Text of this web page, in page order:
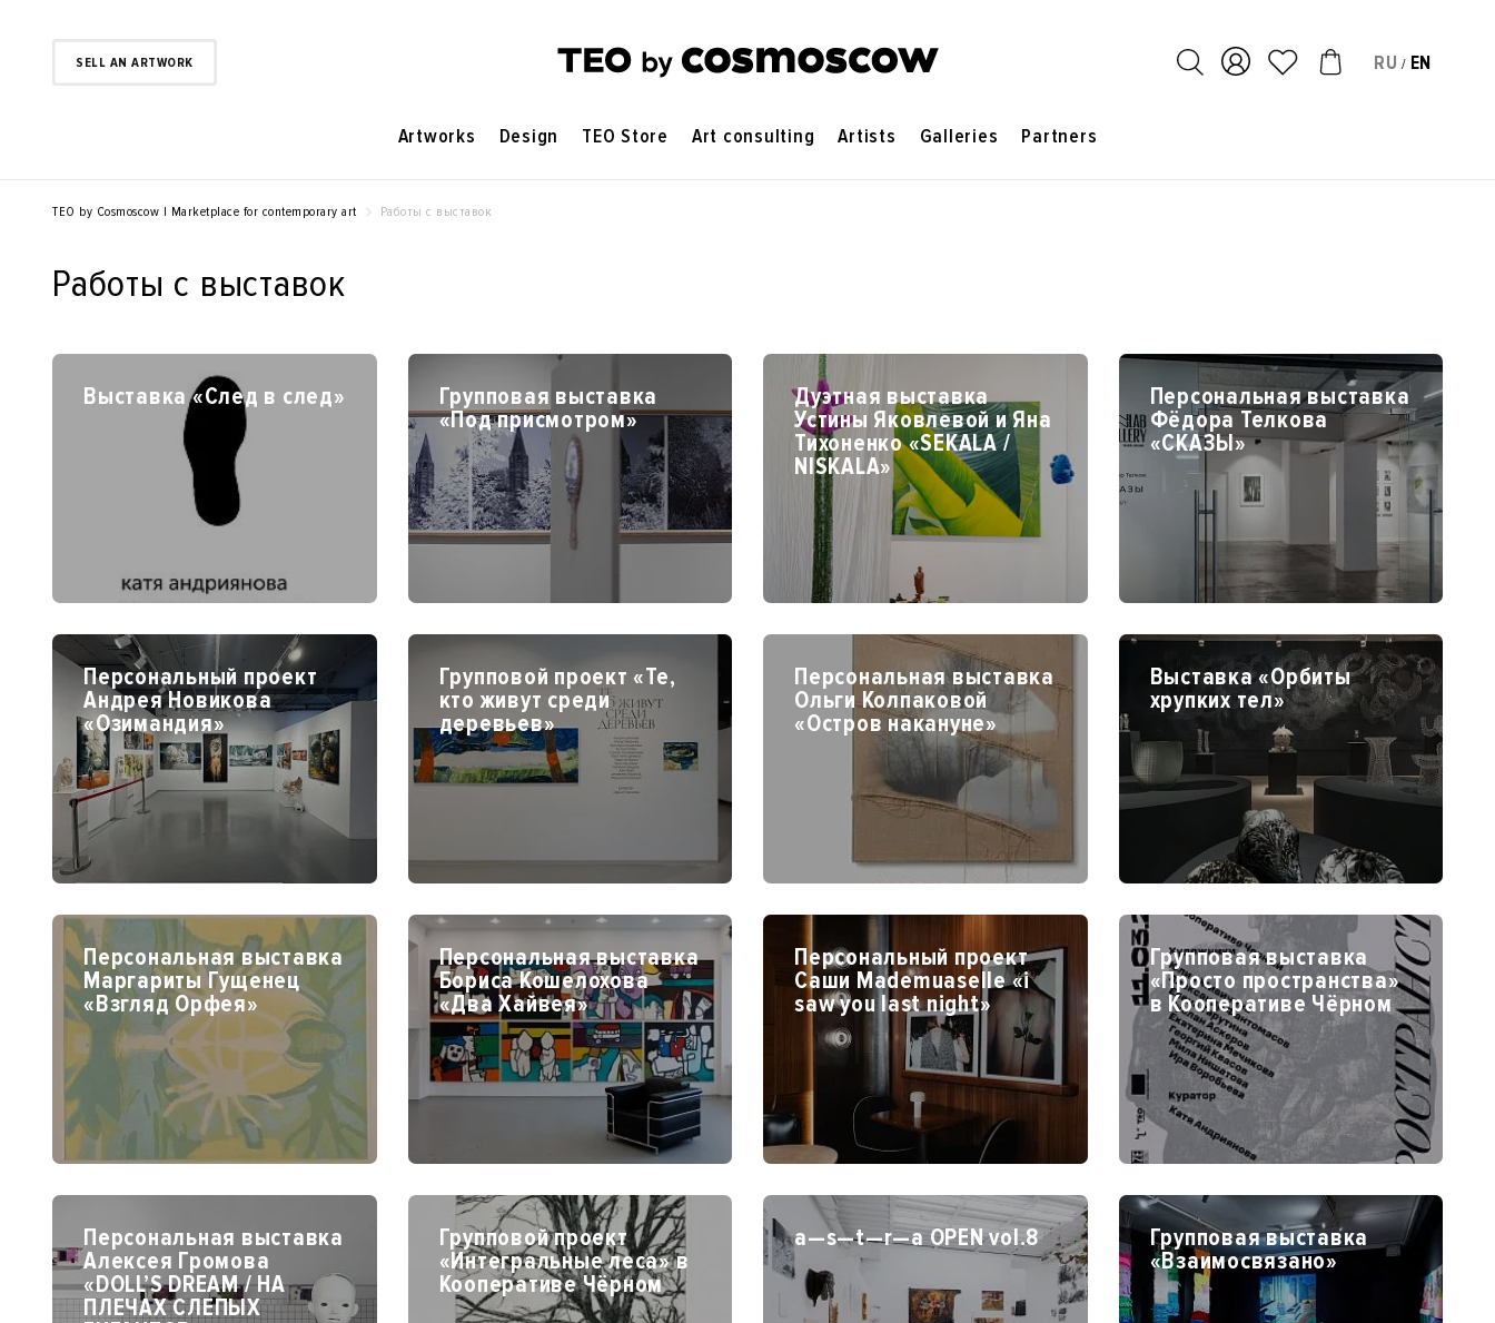
SELL AN ARTWORK RU / EN
Artworks Design TEO Store Art consulting Artists Galleries Partners
TEO by Cosmoscow | Marketplace for contemporary art Работы с выставок
Работы с выставок
Выставка «След в след»
Групповая выставка
«Под присмотром»
Дуэтная выставка
Устины Яковлевой и Яна
Тихоненко «SEKALA /
NISKALA»
Персональная выставка
Фёдора Телкова
«СКАЗЫ»
Персональный проект
Андрея Новикова
«Озимандия»
Групповой проект «Те,
кто живут среди
деревьев»
Персональная выставка
Ольги Колпаковой
«Остров накануне»
Выставка «Орбиты
хрупких тел»
Персональная выставка
Маргариты Гущенец
«Взгляд Орфея»
Персональная выставка
Бориса Кошелохова
«Два Хайвея»
Персональный проект
Саши Mademuaselle «i
saw you last night»
Групповая выставка
«Просто пространства»
в Кооперативе Чёрном
Персональная выставка
Алексея Громова
«DOLL’S DREAM / НА
ПЛЕЧАХ СЛЕПЫХ
Групповой проект
«Интегральные леса» в
Кооперативе Чёрном
a—s—t—r—a OPEN vol.8
Групповая выставка
«Взаимосвязано»